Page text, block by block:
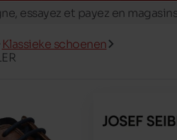
essayez et payez en
gratuite dés 39€ d'achats
Klassieke schoenen